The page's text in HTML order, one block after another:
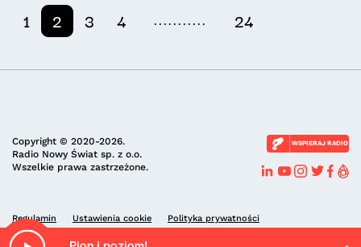
1 2 3 4 ........... 24
Copyright © 2020-2026.
Radio Nowy Świat sp. z o.o.
Wszelkie prawa zastrzeżone.
WSPIERAJ RADIO
Regulamin Ustawienia cookie Polityka prywatności